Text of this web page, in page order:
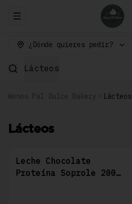
Abrir menu de navegación
¿Dónde quieres pedir?
Lácteos
Wenos Pal Dulce Bakery Lácteos
Lácteos
Leche Chocolate
Proteína Soprole 200